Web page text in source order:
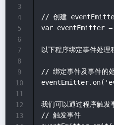
// 创建
var eventEmitter =
以下程序绑定事件处理
// 绑定事件及事件的
我们可以通过程序触发
// 触发事件
3
4
5
6
7
8
9
10
11
12
13